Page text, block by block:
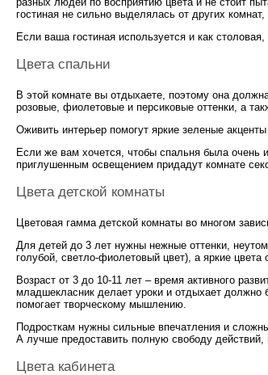
гостиная не сильно выделялась от других
Если ваша гостиная используется и как
Цвета спальни
В этой комнате вы отдыхаете, поэтому она
розовые, фиолетовые и персиковые оттенки, а
Оживить интерьер помогут яркие зеленые
Если же вам хочется, чтобы спальня была очень
приглушенным освещением придадут комнате
Цвета детской комнаты
Цветовая гамма детской комнаты во многом
Для детей до 3 лет нужны нежные оттенки,
голубой, светло-фиолетовый цвет), а яркие цвета
Возраст от 3 до 10-11 лет – время активного
младшекласник делает уроки и отдыхает должно
помогает творческому мышлению.
Подросткам нужны сильные впечатления и
А лучше предоставить полную свободу
Цвета кабинета